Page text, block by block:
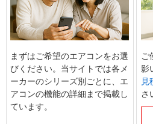
まずはご希望のエアコンをお選
びください。当サイトでは各メ
ーカーのシリーズ別ごとに、エ
アコンの機能の詳細まで掲載し
ています。
ご
影
見
さ